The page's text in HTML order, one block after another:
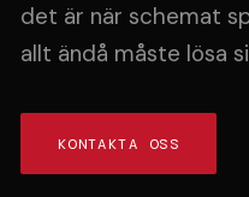
det är när schemat
allt ändå måste lösa
KONTAKTA OSS